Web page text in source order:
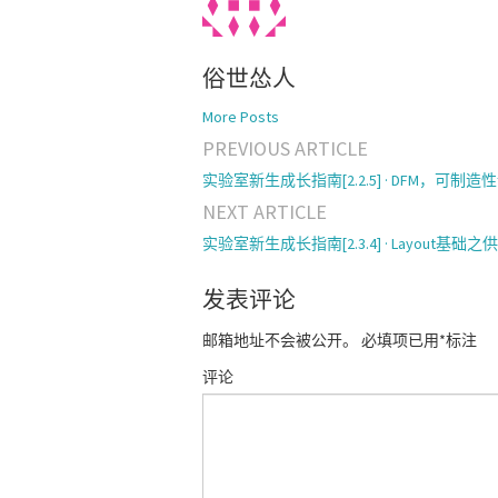
俗世怂人
More Posts
Post navigation
PREVIOUS ARTICLE
实验室新生成长指南[2.2.5] · DFM，可制造
NEXT ARTICLE
实验室新生成长指南[2.3.4] · Layout基础之
发表评论
邮箱地址不会被公开。 必填项已用*标注
评论